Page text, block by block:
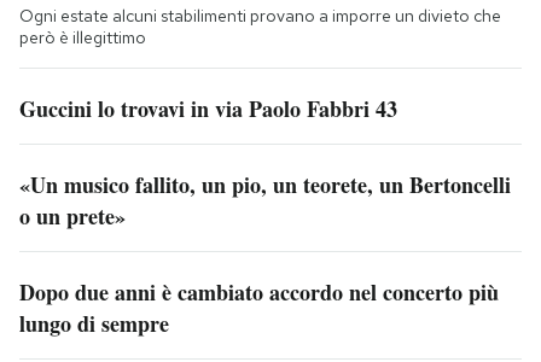
Ogni estate alcuni stabilimenti provano a imporre un divieto che
però è illegittimo
Guccini lo trovavi in via Paolo Fabbri 43
«Un musico fallito, un pio, un teorete, un Bertoncelli
o un prete»
Dopo due anni è cambiato accordo nel concerto più
lungo di sempre